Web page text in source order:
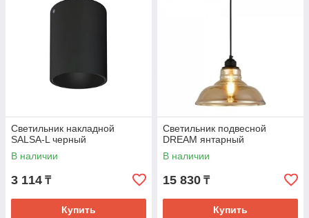
Светильник накладной
SALSA-L черный
В наличии
3 114 ₸
Купить
Светильник подвесной
DREAM янтарный
В наличии
15 830 ₸
Купить